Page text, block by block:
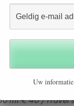
te
smaak.
ml € 40 /Travel
Uw